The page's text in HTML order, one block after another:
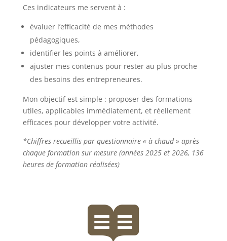
Ces indicateurs me servent à :
évaluer l’efficacité de mes méthodes
pédagogiques,
identifier les points à améliorer,
ajuster mes contenus pour rester au plus proche
des besoins des entrepreneures.
Mon objectif est simple : proposer des formations
utiles, applicables immédiatement, et réellement
efficaces pour développer votre activité.
*Chiffres recueillis par questionnaire « à chaud » après
chaque formation sur mesure (années 2025 et 2026, 136
heures de formation réalisées)
